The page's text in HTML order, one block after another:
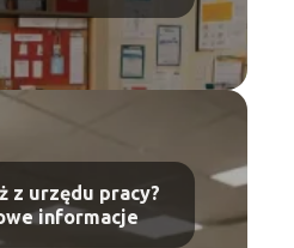
z urzędu pracy?
informacje